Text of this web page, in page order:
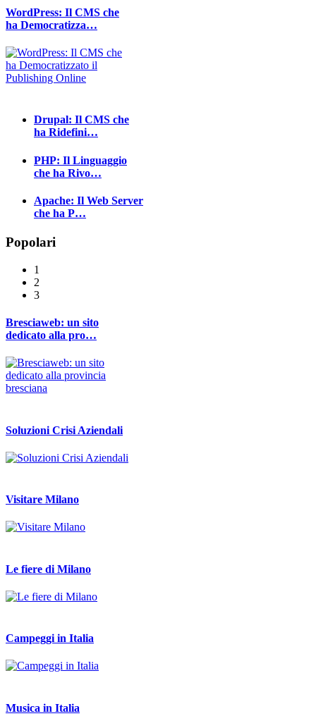
WordPress: Il CMS che
ha Democratizza…
Drupal: Il CMS che
ha Ridefini…
PHP: Il Linguaggio
che ha Rivo…
Apache: Il Web Server
che ha P…
Popolari
1
2
3
Bresciaweb: un sito
dedicato alla pro…
Soluzioni Crisi Aziendali
Visitare Milano
Le fiere di Milano
Campeggi in Italia
Musica in Italia